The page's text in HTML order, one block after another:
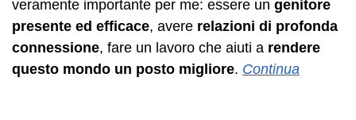
veramente importante per me: essere un genitore
presente ed efficace, avere relazioni di profonda
connessione, fare un lavoro che aiuti a rendere
questo mondo un posto migliore. Continua